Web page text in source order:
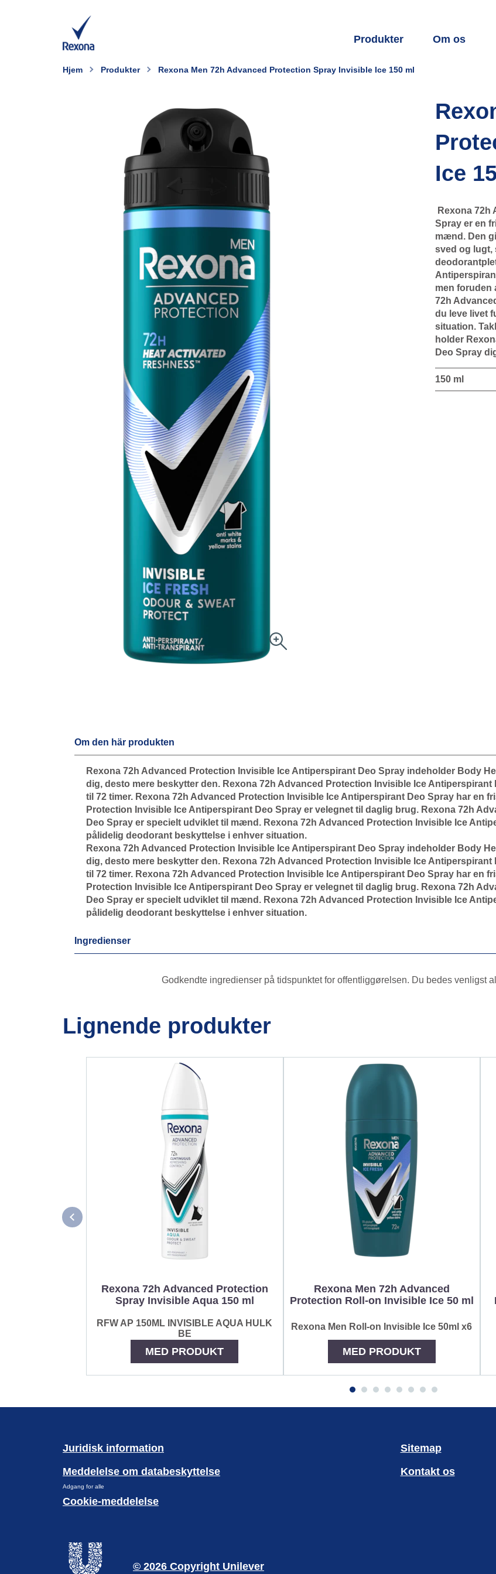
Produkter Om os
Hjem Produkter Rexona Men 72h Advanced Protection Spray Invisible Ice 150 ml
Ice
Rexona 72h
Spray er en
mænd. Den
sved og lugt,
men foruden
72h
du leve livet
situation.
holder
Deo Spray
150 ml
Om den här produkten
Rexona 72h Advanced Protection Invisible Ice Antiperspirant Deo Spray indeholder Body
dig, desto mere beskytter den. Rexona 72h Advanced Protection Invisible Ice
til 72 timer. Rexona 72h Advanced Protection Invisible Ice Antiperspirant Deo Spray har en
Protection Invisible Ice Antiperspirant Deo Spray er velegnet til daglig brug. Rexona 72h
Deo Spray er specielt udviklet til mænd. Rexona 72h Advanced Protection Invisible Ice
pålidelig deodorant beskyttelse i enhver situation.
Rexona 72h Advanced Protection Invisible Ice Antiperspirant Deo Spray indeholder Body
dig, desto mere beskytter den. Rexona 72h Advanced Protection Invisible Ice
til 72 timer. Rexona 72h Advanced Protection Invisible Ice Antiperspirant Deo Spray har en
Protection Invisible Ice Antiperspirant Deo Spray er velegnet til daglig brug. Rexona 72h
Deo Spray er specielt udviklet til mænd. Rexona 72h Advanced Protection Invisible Ice
pålidelig deodorant beskyttelse i enhver situation.
Ingredienser
Godkendte ingredienser på tidspunktet for offentliggørelsen. Du bedes venligst
Lignende produkter
Rexona 72h Advanced Protection
Spray Invisible Aqua 150 ml
RFW AP 150ML INVISIBLE AQUA HULK
BE
MED PRODUKT
Rexona Men 72h Advanced
Protection Roll-on Invisible Ice 50 ml
Rexona Men Roll-on Invisible Ice 50ml x6
MED PRODUKT
Juridisk information
Meddelelse om databeskyttelse
Adgang for alle
Cookie-meddelelse
Sitemap
Kontakt os
© 2026 Copyright Unilever